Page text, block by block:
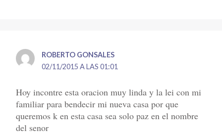
ROBERTO GONSALES
02/11/2015 A LAS 01:01
Hoy incontre esta oracion muy linda y la lei con mi
familiar para bendecir mi nueva casa por que
queremos k en esta casa sea solo paz en el nombre
del senor